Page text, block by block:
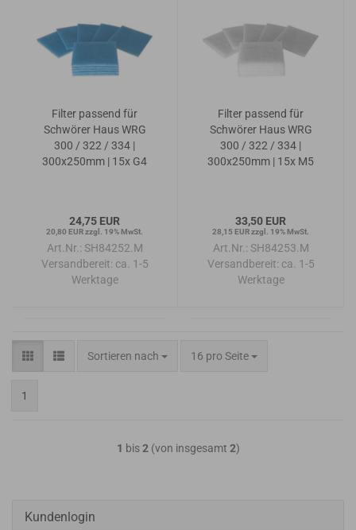
Filter passend für
Schwörer Haus WRG
300 / 322 / 334 |
300x250mm | 15x G4
24,75 EUR
20,80 EUR zzgl. 19% MwSt.
Art.Nr.: SH84252.M
Versandbereit: ca. 1-5
Werktage
Filter passend für
Schwörer Haus WRG
300 / 322 / 334 |
300x250mm | 15x M5
33,50 EUR
28,15 EUR zzgl. 19% MwSt.
Art.Nr.: SH84253.M
Versandbereit: ca. 1-5
Werktage
Sortieren nach
Sortieren nach 16 pro Seite
pro Seite
1
1 bis2 (von insgesamt 2)
Kundenlogin